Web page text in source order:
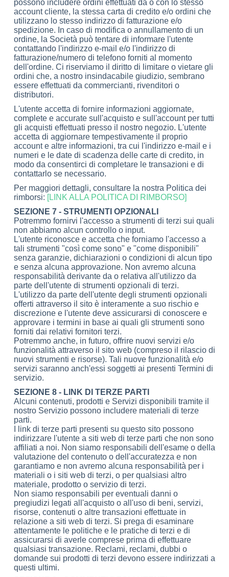
possono includere ordini effettuati da o con lo stesso
account cliente, la stessa carta di credito e/o ordini che
utilizzano lo stesso indirizzo di fatturazione e/o
spedizione. In caso di modifica o annullamento di un
ordine, la Società può tentare di informare l'utente
contattando l'indirizzo e-mail e/o l'indirizzo di
fatturazione/numero di telefono forniti al momento
dell'ordine. Ci riserviamo il diritto di limitare o vietare gli
ordini che, a nostro insindacabile giudizio, sembrano
essere effettuati da commercianti, rivenditori o
distributori.
L'utente accetta di fornire informazioni aggiornate,
complete e accurate sull'acquisto e sull'account per tutti
gli acquisti effettuati presso il nostro negozio. L'utente
accetta di aggiornare tempestivamente il proprio
account e altre informazioni, tra cui l'indirizzo e-mail e i
numeri e le date di scadenza delle carte di credito, in
modo da consentirci di completare le transazioni e di
contattarlo se necessario.
Per maggiori dettagli, consultare la nostra Politica dei
rimborsi: [LINK ALLA POLITICA DI RIMBORSO]
SEZIONE 7 - STRUMENTI OPZIONALI
Potremmo fornirvi l'accesso a strumenti di terzi sui quali
non abbiamo alcun controllo o input.
L'utente riconosce e accetta che forniamo l'accesso a
tali strumenti "così come sono" e "come disponibili"
senza garanzie, dichiarazioni o condizioni di alcun tipo
e senza alcuna approvazione. Non avremo alcuna
responsabilità derivante da o relativa all'utilizzo da
parte dell'utente di strumenti opzionali di terzi.
L'utilizzo da parte dell'utente degli strumenti opzionali
offerti attraverso il sito è interamente a suo rischio e
discrezione e l'utente deve assicurarsi di conoscere e
approvare i termini in base ai quali gli strumenti sono
forniti dai relativi fornitori terzi.
Potremmo anche, in futuro, offrire nuovi servizi e/o
funzionalità attraverso il sito web (compreso il rilascio di
nuovi strumenti e risorse). Tali nuove funzionalità e/o
servizi saranno anch'essi soggetti ai presenti Termini di
servizio.
SEZIONE 8 - LINK DI TERZE PARTI
Alcuni contenuti, prodotti e Servizi disponibili tramite il
nostro Servizio possono includere materiali di terze
parti.
I link di terze parti presenti su questo sito possono
indirizzare l'utente a siti web di terze parti che non sono
affiliati a noi. Non siamo responsabili dell'esame o della
valutazione del contenuto o dell'accuratezza e non
garantiamo e non avremo alcuna responsabilità per i
materiali o i siti web di terzi, o per qualsiasi altro
materiale, prodotto o servizio di terzi.
Non siamo responsabili per eventuali danni o
pregiudizi legati all'acquisto o all'uso di beni, servizi,
risorse, contenuti o altre transazioni effettuate in
relazione a siti web di terzi. Si prega di esaminare
attentamente le politiche e le pratiche di terzi e di
assicurarsi di averle comprese prima di effettuare
qualsiasi transazione. Reclami, reclami, dubbi o
domande sui prodotti di terzi devono essere indirizzati a
questi ultimi.